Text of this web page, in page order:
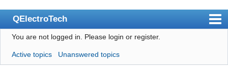
QElectroTech
Index
User list
You are not logged in. Please login or register.
Active topics Unanswered topics